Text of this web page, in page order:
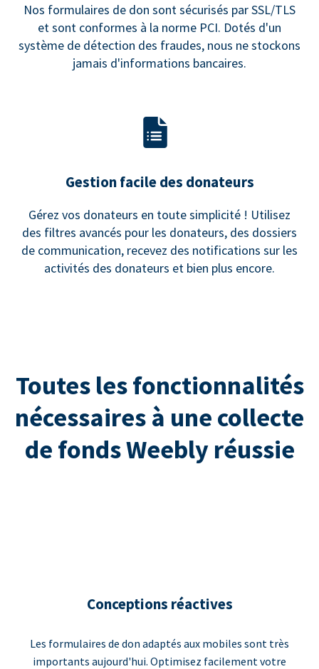
Nos formulaires de don sont sécurisés par SSL/TLS
et sont conformes à la norme PCI. Dotés d'un
système de détection des fraudes, nous ne stockons
jamais d'informations bancaires.
Gestion facile des donateurs
Gérez vos donateurs en toute simplicité ! Utilisez
des filtres avancés pour les donateurs, des dossiers
de communication, recevez des notifications sur les
activités des donateurs et bien plus encore.
Toutes les fonctionnalités
nécessaires à une collecte
de fonds Weebly réussie
Conceptions réactives
Les formulaires de don adaptés aux mobiles sont très
importants aujourd'hui. Optimisez facilement votre